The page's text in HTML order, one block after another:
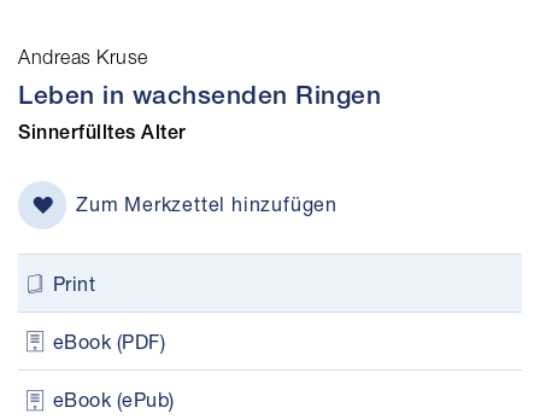
Andreas Kruse
Leben in wachsenden Ringen
Sinnerfülltes Alter
Zum Merkzettel hinzufügen
Print
eBook (PDF)
eBook (ePub)